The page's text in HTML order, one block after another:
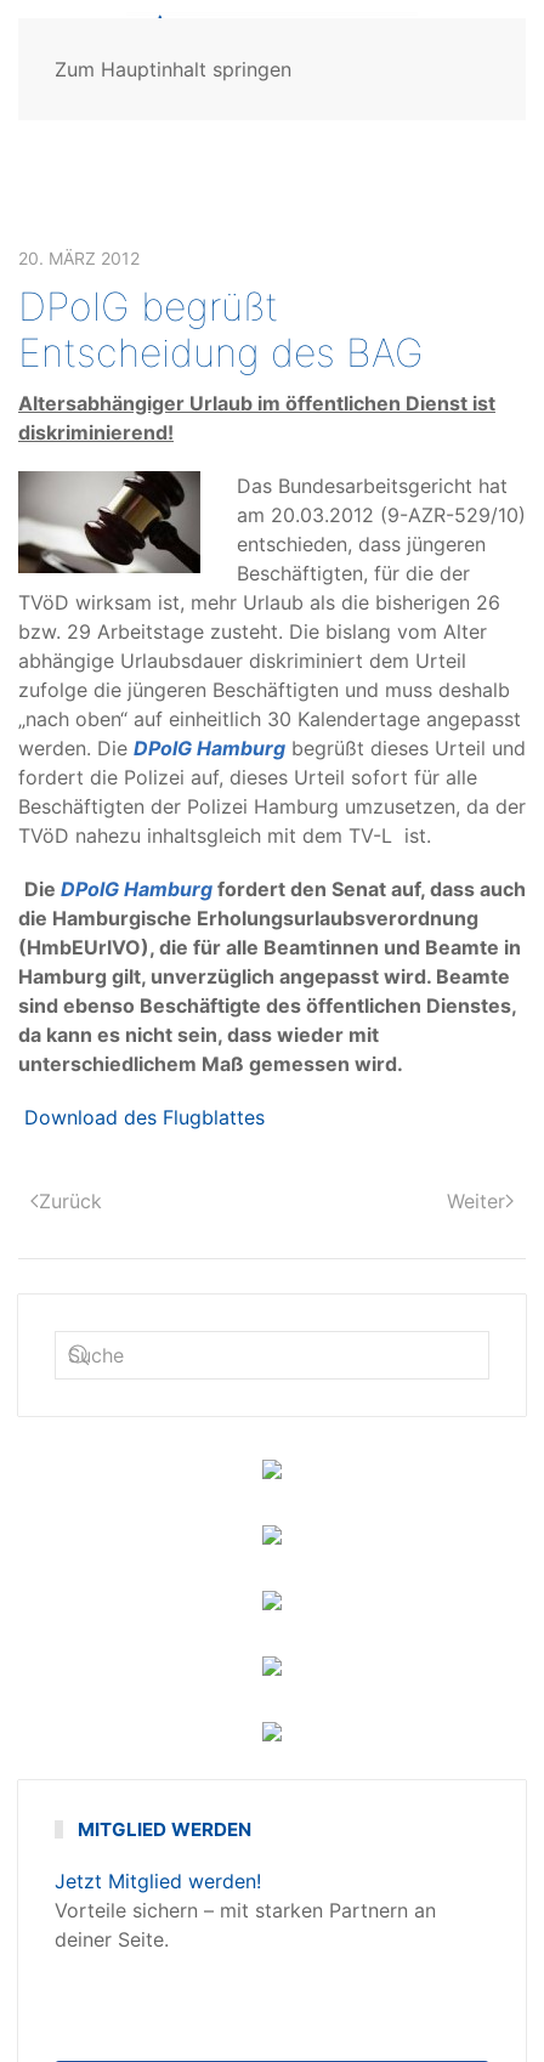
Zum Hauptinhalt springen
20. MÄRZ 2012
DPolG begrüßt
Entscheidung des BAG
Altersabhängiger Urlaub im öffentlichen Dienst ist
diskriminierend!
Das Bundesarbeitsgericht hat
am 20.03.2012 (9-AZR-529/10)
entschieden, dass jüngeren
Beschäftigten, für die der
TVöD wirksam ist, mehr Urlaub als die bisherigen 26
bzw. 29 Arbeitstage zusteht. Die bislang vom Alter
abhängige Urlaubsdauer diskriminiert dem Urteil
zufolge die jüngeren Beschäftigten und muss deshalb
„nach oben“ auf einheitlich 30 Kalendertage angepasst
werden. Die DPolG Hamburg begrüßt dieses Urteil und
fordert die Polizei auf, dieses Urteil sofort für alle
Beschäftigten der Polizei Hamburg umzusetzen, da der
TVöD nahezu inhaltsgleich mit dem TV-L ist.
Die DPolG Hamburg fordert den Senat auf, dass auch
die Hamburgische Erholungsurlaubsverordnung
(HmbEUrlVO), die für alle Beamtinnen und Beamte in
Hamburg gilt, unverzüglich angepasst wird. Beamte
sind ebenso Beschäftigte des öffentlichen Dienstes,
da kann es nicht sein, dass wieder mit
unterschiedlichem Maß gemessen wird.
Download des Flugblattes
Zurück Weiter
MITGLIED WERDEN
Jetzt Mitglied werden!
Vorteile sichern – mit starken Partnern an
deiner Seite.